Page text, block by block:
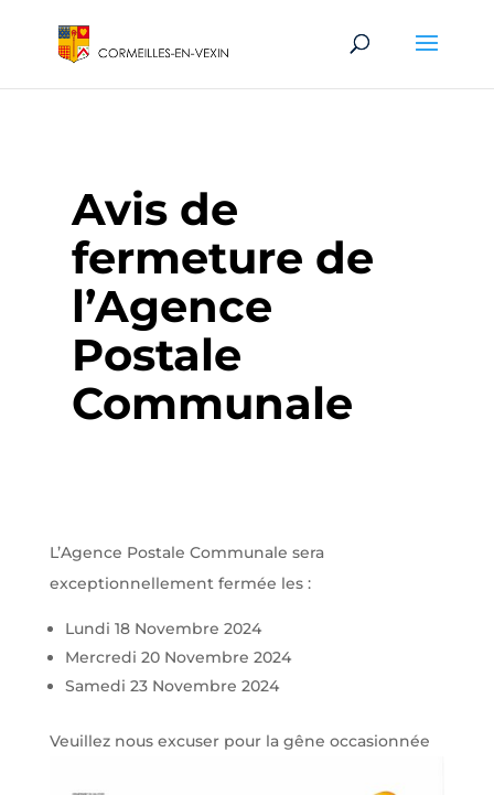
Avis de
fermeture de
l’Agence
Postale
Communale
L’Agence Postale Communale sera
exceptionnellement fermée les :
Lundi 18 Novembre 2024
Mercredi 20 Novembre 2024
Samedi 23 Novembre 2024
Veuillez nous excuser pour la gêne occasionnée